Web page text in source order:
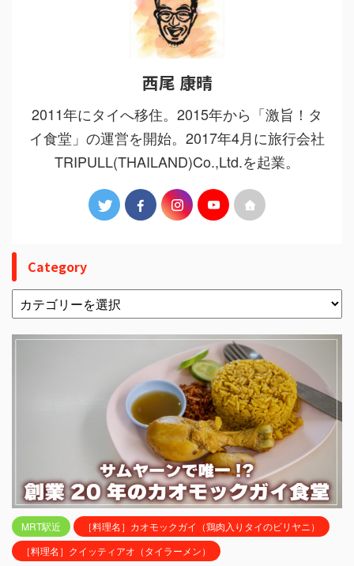
西尾 康晴
2011年にタイへ移住。2015年から「激旨！タ
イ食堂」の運営を開始。2017年4月に旅行会社
TRIPULL(THAILAND)Co.,Ltd.を起業。
Category
MRT駅近
［料理名］カオモックガイ（鶏肉入りタイのビリヤニ）
［料理名］クイッティアオ（タイラーメン）